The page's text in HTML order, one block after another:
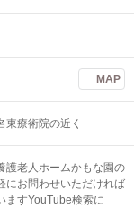
MAP
療術院の近く
護老人ホームかもな園の
にお問わせいただければ
ますYouTube検索に